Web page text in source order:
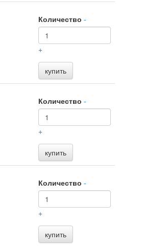
Количество -
+
купить
Количество -
+
купить
Количество -
+
купить